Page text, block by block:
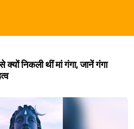
निकली थीं मां गंगा, जानें गंगा